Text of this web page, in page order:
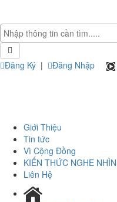
Đăng Ký | Đăng Nhập
Giới Thiệu
Tin tức
Vì Cộng Đồng
KIẾN THỨC NGHE NHÌN
Liên Hệ